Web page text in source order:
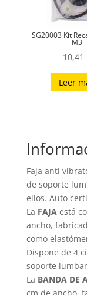
SG20003 Kit
M3
10,41
Leer
Faja anti
de soporte
ellos. Auto
La FAJAestá
ancho,
como
Dispone de 4
soporte
La BANDA DE